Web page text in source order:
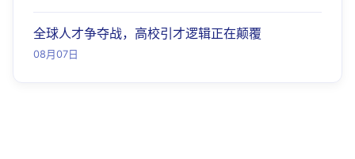
全球人才争夺战，高校引才逻辑正在颠覆
08月07日